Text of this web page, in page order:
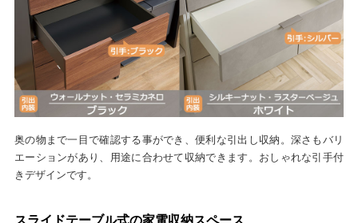
奥の物まで一目で確認する事ができ、便利な引出し収納。深さもバリ
エーションがあり、用途に合わせて収納できます。おしゃれな引手付
きデザインです。
スライドテーブル式の家電収納スペース